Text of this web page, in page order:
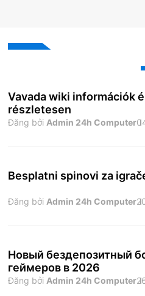
Vavada wiki információk
részletesen
Đăng bởi Admin 24h Computer
Besplatni spinovi za
Đăng bởi Admin 24h Computer
Новый бездепозитный
геймеров в 2026
Đăng bởi Admin 24h Computer